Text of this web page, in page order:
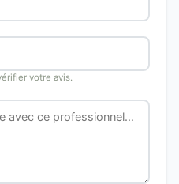
votre avis.